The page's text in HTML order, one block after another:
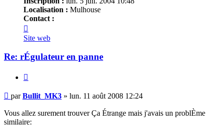
Localisation : Mulhouse
Contact :
Bullit_MK3
Site web
Re: rÉgulateur en panne
Message
non
lu
parBullit_MK3 » lun. 11 août 2008 12:24
Vous allez surement trouver Ça Étrange mais j'avais un problÈme
similaire: